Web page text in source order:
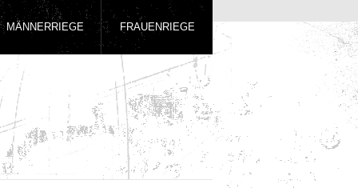
MÄNNERRIEGE FRAUENRIEGE